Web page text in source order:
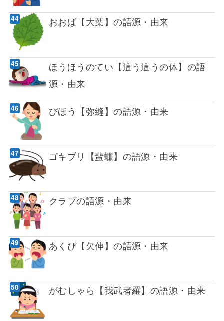
おおば【大葉】の語源・由来
ほうほうのてい【這う這うの体】の語
源・由来
びほう【弥縫】の語源・由来
ゴキブリ【蜚蠊】の語源・由来
クラブの語源・由来
あくび【欠伸】の語源・由来
がむしゃら【我武者羅】の語源・由来